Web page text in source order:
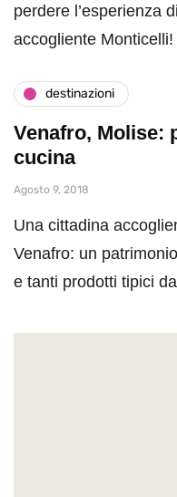
perdere l’esperienza
accogliente Monticelli!
destinazioni
Venafro, Molise:
cucina
Agosto 9, 2018
Una cittadina
Venafro: un
e tanti prodotti tipici